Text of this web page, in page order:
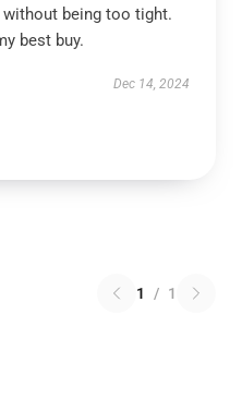
being too tight.
best buy.
Dec 14, 2024
1 / 1